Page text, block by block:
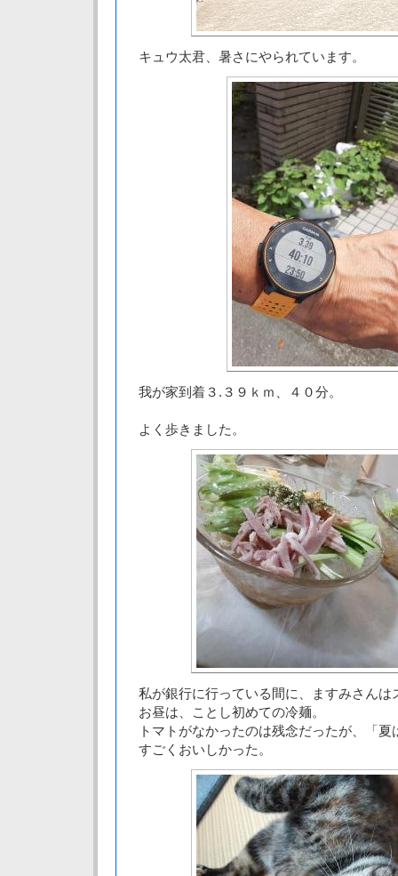
キュウ太君、暑さにやられています。
我が家到着３.３９ｋｍ、４０分。
よく歩きました。
私が銀行に行っている間に、ますみさんは
お昼は、ことし初めての冷麺。
トマトがなかったのは残念だったが、「夏
すごくおいしかった。